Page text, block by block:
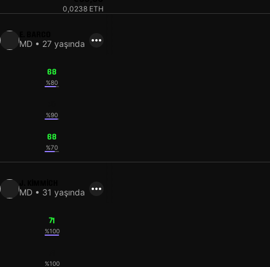
0,0238 ETH
MD • 27 yaşında
68
%80
%90
68
%70
MD • 31 yaşında
71
%100
%100